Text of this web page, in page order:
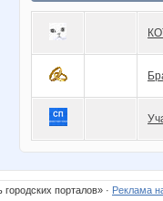
порталов» · Реклама